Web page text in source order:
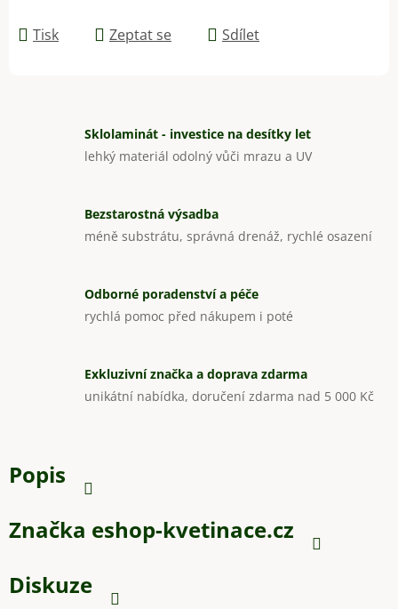
Tisk Zeptat se Sdílet
Sklolaminát - investice na desítky let
lehký materiál odolný vůči mrazu a UV
Bezstarostná výsadba
méně substrátu, správná drenáž, rychlé osazení
Odborné poradenství a péče
rychlá pomoc před nákupem i poté
Exkluzivní značka a doprava zdarma
unikátní nabídka, doručení zdarma nad 5 000 Kč
Popis
Značka eshop-kvetinace.cz
Diskuze